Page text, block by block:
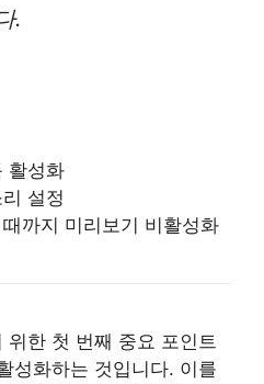
.
활성화
설정
까지 미리보기 비활성화
위한 첫 번째 중요 포인트
성화하는 것입니다. 이를